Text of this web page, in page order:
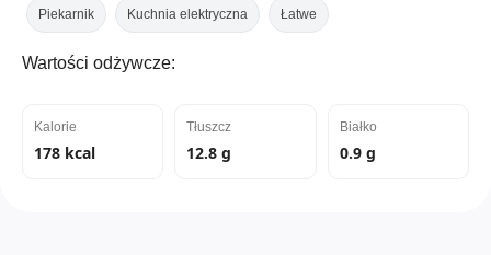
Piekarnik Kuchnia elektryczna Łatwe
Wartości odżywcze:
Kalorie
178 kcal
Tłuszcz
12.8 g
Białko
0.9 g